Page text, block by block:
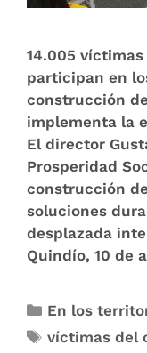
14.005
participan en
construcción
implementa la
El director
Prosperidad
construcción
soluciones
desplazada
Quindío, 10 de
En los
víctimas del